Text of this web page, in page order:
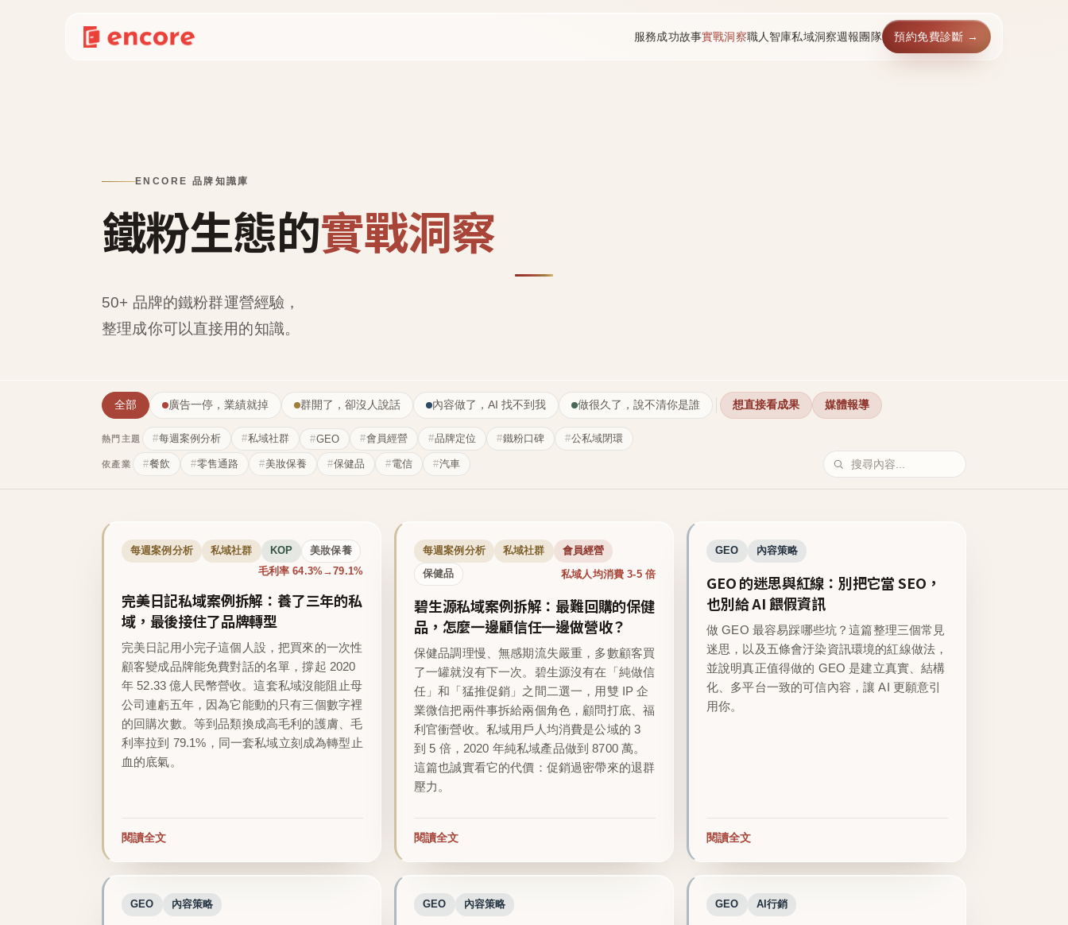
服務成功故事實戰洞察職人智庫私域洞察週報團隊 預約免費診斷 →
ENCORE 品牌知識庫
鐵粉生態的實戰洞察
50+ 品牌的鐵粉群運營經驗，
整理成你可以直接用的知識。
全部 廣告一停，業績就掉 群開了，卻沒人說話 內容做了，AI 找不到我 做很久了，說不清你是誰 想直接看成果 媒體報導
熱門主題 每週案例分析 私域社群 GEO 會員經營 品牌定位 鐵粉口碑 公私域閉環
依產業 餐飲 零售通路 美妝保養 保健品 電信 汽車
每週案例分析 私域社群 KOP 美妝保養
毛利率 64.3%→79.1%
完美日記私域案例拆解：養了三年的私
域，最後接住了品牌轉型
完美日記用小完子這個人設，把買來的一次性
顧客變成品牌能免費對話的名單，撐起 2020
年 52.33 億人民幣營收。這套私域沒能阻止母
公司連虧五年，因為它能動的只有三個數字裡
的回購次數。等到品類換成高毛利的護膚、毛
利率拉到 79.1%，同一套私域立刻成為轉型止
血的底氣。
閱讀全文
每週案例分析 私域社群 會員經營
保健品 私域人均消費 3-5 倍
碧生源私域案例拆解：最難回購的保健
品，怎麼一邊顧信任一邊做營收？
保健品調理慢、無感期流失嚴重，多數顧客買
了一罐就沒有下一次。碧生源沒有在「純做信
任」和「猛推促銷」之間二選一，用雙 IP 企
業微信把兩件事拆給兩個角色，顧問打底、福
利官衝營收。私域用戶人均消費是公域的 3
到 5 倍，2020 年純私域產品做到 8700 萬。
這篇也誠實看它的代價：促銷過密帶來的退群
壓力。
閱讀全文
GEO 內容策略
GEO 的迷思與紅線：別把它當 SEO，
也別給 AI 餵假資訊
做 GEO 最容易踩哪些坑？這篇整理三個常見
迷思，以及五條會汙染資訊環境的紅線做法，
並說明真正值得做的 GEO 是建立真實、結構
化、多平台一致的可信內容，讓 AI 更願意引
用你。
閱讀全文
GEO 內容策略 GEO 內容策略 GEO AI行銷